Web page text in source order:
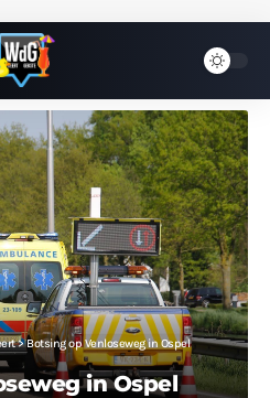
>Botsing op Venloseweg in Ospel
in Ospel